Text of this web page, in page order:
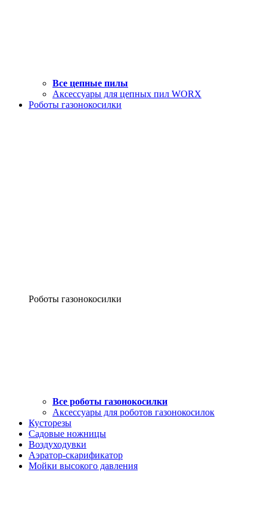
Все цепные пилы
Аксессуары для цепных пил WORX
Роботы газонокосилки
Роботы газонокосилки
Все роботы газонокосилки
Аксессуары для роботов газонокосилок
Кусторезы
Садовые ножницы
Воздуходувки
Аэратор-скарификатор
Мойки высокого давления